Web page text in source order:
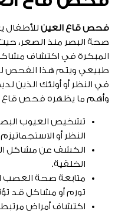
فحص قاع العين للأطفال
صحة البصر منذ الصغر،
المبكرة في اكتشاف
طبيعي ويتم هذا الفحص
في النظر أو أولئك الذين
وأهم ما يظهره فحص قاع
تشخيص العيوب
النظر أو
الكشف عن مشاكل
الخلقية.
متابعة صحة العصب
تورم أو مشاكل قد
اكتشاف أمراض